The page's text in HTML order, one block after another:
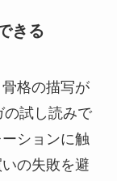
きる
格の描写が
の試し読みで
ションに触
の失敗を避